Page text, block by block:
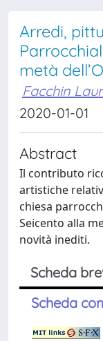
Arredi,
metà
Facchin
2020-01-01
Abstract
Il contributo
artistiche
chiesa
Seicento alla
novità inediti.
Scheda
Scheda